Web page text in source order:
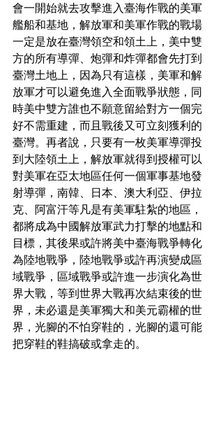
會一開始就去攻擊進入臺海作戰的美軍
艦船和基地，解放軍和美軍作戰的戰場
一定是放在臺灣領空和領土上，美中雙
方的所有導彈、炮彈和炸彈都會先打到
臺灣土地上，因為只有這樣，美軍和解
放軍才可以避免進入全面戰爭狀態，同
時美中雙方誰也不願意留給對方一個完
好不需重建，而且戰後又可立刻獲利的
臺灣。再者說，只要有一枚美軍導彈投
到大陸領土上，解放軍就得到授權可以
對美軍在亞太地區任何一個軍事基地發
射導彈，南韓、日本、澳大利亞、伊拉
克、阿富汗等凡是有美軍駐紮的地區，
都將成為中國解放軍武力打擊的地點和
目標，其後果或許將美中臺海戰爭轉化
為陸地戰爭，陸地戰爭或許再演變成區
域戰爭，區域戰爭或許進一步演化為世
界大戰，等到世界大戰再次結束後的世
界，未必還是美軍獨大和美元霸權的世
界，光腳的不怕穿鞋的，光腳的還可能
把穿鞋的鞋搞破或拿走的。